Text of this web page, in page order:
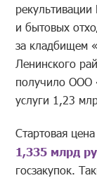
и бытовых
за кладбищем
Ленинского
получило ООО
услуги 1,23
Стартовая
1,335 млрд
госзакупок.